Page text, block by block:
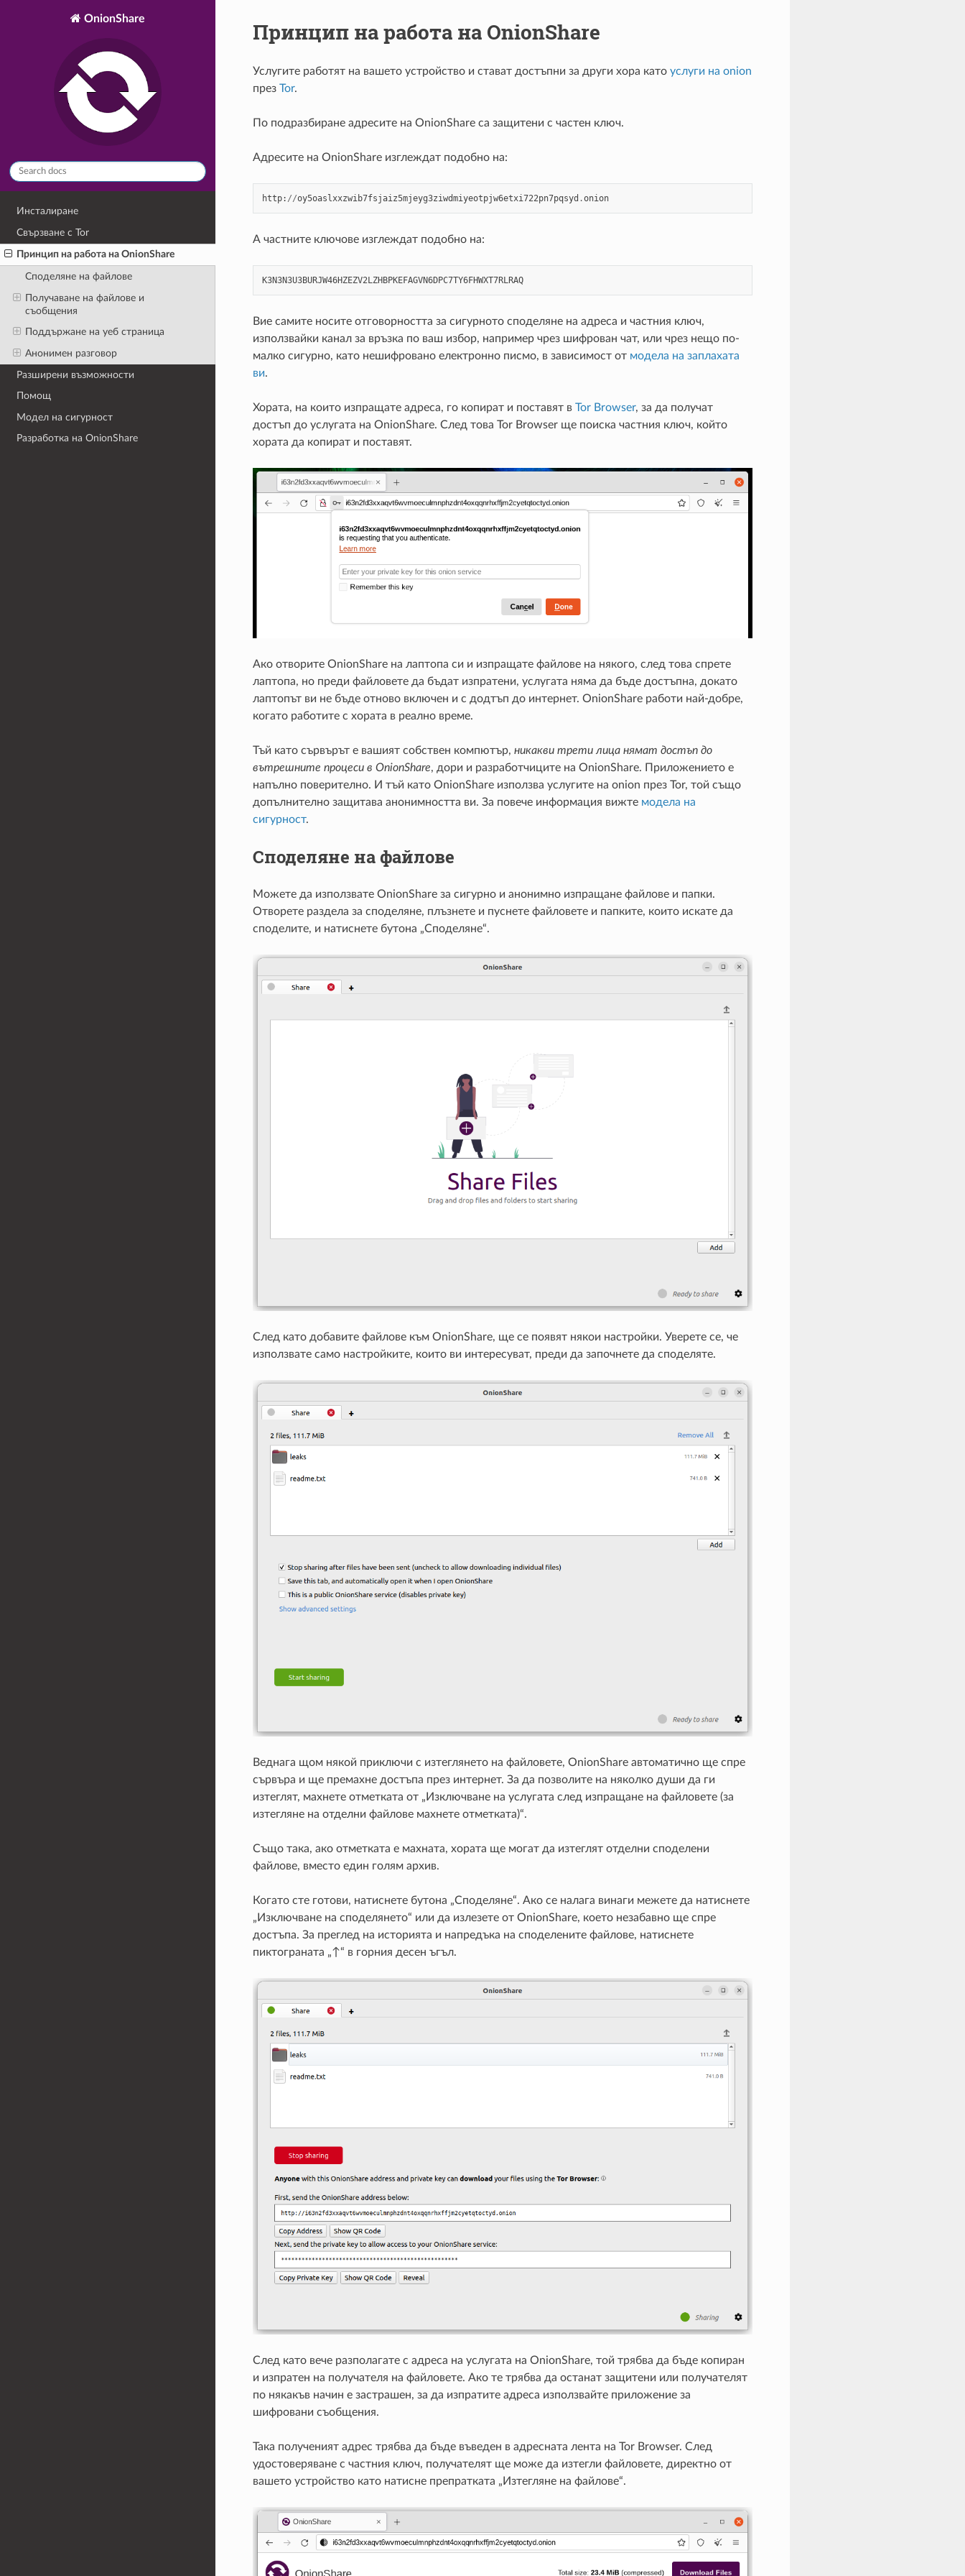
OnionShare
Инсталиране
Свързване с Tor
Принцип на работа на OnionShare
Споделяне на файлове
Получаване на файлове и
съобщения
Поддържане на уеб страница
Анонимен разговор
Разширени възможности
Помощ
Модел на сигурност
Разработка на OnionShare
Принцип на работа на OnionShare
Услугите работят на вашето устройство и стават достъпни за други хора като услуги на onion
през Tor.
По подразбиране адресите на OnionShare са защитени с частен ключ.
Адресите на OnionShare изглеждат подобно на:
http: //oy5oaslxxzwib7fsjaiz5mjeyg3ziwdmiyeotpjw6etxi722pn7pqsyd .onion
А частните ключове изглеждат подобно на:
K3N3N3U3BURJW46HZEZV2LZHBPKEFAGVN6DPC7TY6FHWXT7RLRAQ
Вие самите носите отговорността за сигурното споделяне на адреса и частния ключ,
използвайки канал за връзка по ваш избор, например чрез шифрован чат, или чрез нещо по-
малко сигурно, като нешифровано електронно писмо, в зависимост от модела на заплахата
ви.
Хората, на които изпращате адреса, го копират и поставят в Tor Browser, за да получат
достъп до услугата на OnionShare. След това Tor Browser ще поиска частния ключ, който
хората да копират и поставят.
Ако отворите OnionShare на лаптопа си и изпращате файлове на някого, след това спрете
лаптопа, но преди файловете да бъдат изпратени, услугата няма да бъде достъпна, докато
лаптопът ви не бъде отново включен и с додтъп до интернет. OnionShare работи най-добре,
когато работите с хората в реално време.
Тъй като сървърът е вашият собствен компютър, никакви трети лица нямат достъп до
вътрешните процеси в OnionShare, дори и разработчиците на OnionShare. Приложението е
напълно поверително. И тъй като OnionShare използва услугите на onion през Tor, той също
допълнително защитава анонимността ви. За повече информация вижте модела на
сигурност.
Споделяне на файлове
Можете да използвате OnionShare за сигурно и анонимно изпращане файлове и папки.
Отворете раздела за споделяне, плъзнете и пуснете файловете и папките, които искате да
споделите, и натиснете бутона „Споделяне“.
След като добавите файлове към OnionShare, ще се появят някои настройки. Уверете се, че
използвате само настройките, които ви интересуват, преди да започнете да споделяте.
Веднага щом някой приключи с изтеглянето на файловете, OnionShare автоматично ще спре
сървъра и ще премахне достъпа през интернет. За да позволите на няколко души да ги
изтеглят, махнете отметката от „Изключване на услугата след изпращане на файловете (за
изтегляне на отделни файлове махнете отметката)“.
Също така, ако отметката е махната, хората ще могат да изтеглят отделни споделени
файлове, вместо един голям архив.
Когато сте готови, натиснете бутона „Споделяне“. Ако се налага винаги межете да натиснете
„Изключване на споделянето“ или да излезете от OnionShare, което незабавно ще спре
достъпа. За преглед на историята и напредъка на споделените файлове, натиснете
пиктограната „↑“ в горния десен ъгъл.
След като вече разполагате с адреса на услугата на OnionShare, той трябва да бъде копиран
и изпратен на получателя на файловете. Ако те трябва да останат защитени или получателят
по някакъв начин е застрашен, за да изпратите адреса използвайте приложение за
шифровани съобщения.
Така полученият адрес трябва да бъде въведен в адресната лента на Tor Browser. След
удостоверяване с частния ключ, получателят ще може да изтегли файловете, директно от
вашето устройство като натисне препратката „Изтегляне на файлове“.